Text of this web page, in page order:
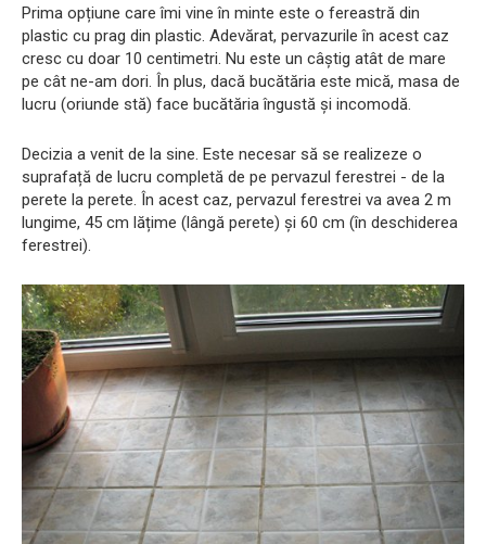
Prima opțiune care îmi vine în minte este o fereastră din
plastic cu prag din plastic. Adevărat, pervazurile în acest caz
cresc cu doar 10 centimetri. Nu este un câștig atât de mare
pe cât ne-am dori. În plus, dacă bucătăria este mică, masa de
lucru (oriunde stă) face bucătăria îngustă și incomodă.
Decizia a venit de la sine. Este necesar să se realizeze o
suprafață de lucru completă de pe pervazul ferestrei - de la
perete la perete. În acest caz, pervazul ferestrei va avea 2 m
lungime, 45 cm lățime (lângă perete) și 60 cm (în deschiderea
ferestrei).